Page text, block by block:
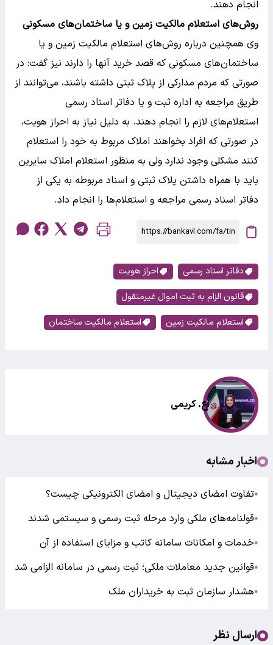
انجام دهند.
روش‌های استعلام مالکیت زمین و یا ساختمان‌های مسکونی
وی همچنین درباره روش‌های استعلام مالکیت زمین و یا
ساختمان‌های مسکونی که قصد خرید آنها را دارند نیز گفت: در
صورتی که مردم مدارکی از پلاک ثبتی داشته باشند، می‌توانند از
طریق مراجعه به اداره ثبت و یا دفاتر اسناد رسمی
استعلام‌های لازم را انجام دهند. به دلیل نیاز به احراز هویت،
در صورتی که افراد بخواهند املاک مربوط به خود را استعلام
کنند مشکلی وجود ندارد ولی به منظور استعلام املاک سایرین
باید با همراه داشتن پلاک ثبتی و اسناد مربوطه به یکی از
دفاتر اسناد رسمی مراجعه و استعلام‌ها را انجام داد.
دفاتر اسناد رسمی
احراز هویت
قانون الزام به ثبت اموال غیرمنقول
استعلام مالکیت زمین
استعلام مالکیت ساختمان
اع. کریمی
اخبار مشابه
●تفاوت امضای دیجیتال و امضای الکترونیکی چیست؟
●قولنامه‌های ملکی وارد مرحله ثبت رسمی و سیستمی شدند
●خدمات و امکانات سامانه کاتب و مزایای استفاده از آن
●قوانین جدید معاملات ملکی؛ ثبت رسمی در سامانه الزامی شد
●هشدار سازمان ثبت به خریداران ملک
ارسال نظر